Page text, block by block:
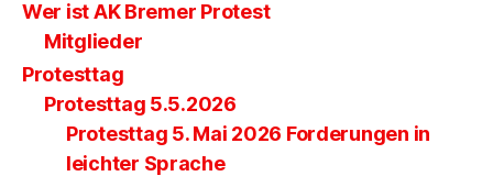
Wer ist AK Bremer Protest
Mitglieder
Protesttag
Protesttag 5.5.2026
Protesttag 5. Mai 2026 Forderungen in
leichter Sprache